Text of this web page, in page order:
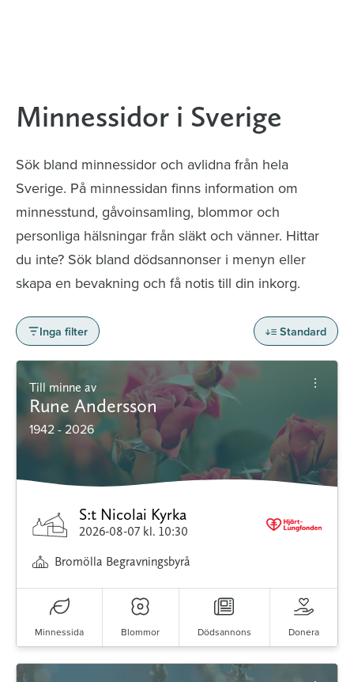
Minnessidor i Sverige
Sök bland minnessidor och avlidna från hela
Sverige. På minnessidan finns information om
minnesstund, gåvoinsamling, blommor och
personliga hälsningar från släkt och vänner. Hittar
du inte? Sök bland dödsannonser i menyn eller
skapa en bevakning och få notis till din inkorg.
Inga filter Standard
Till minne av
Rune Andersson
1942 - 2026
S:t Nicolai Kyrka
2026-08-07 kl. 10:30
Bromölla Begravningsbyrå
Minnessida Blommor Dödsannons Donera